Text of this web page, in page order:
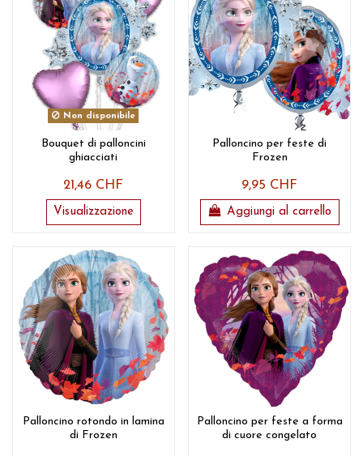
Non disponibile
Bouquet di palloncini
ghiacciati
21,46 CHF
Visualizzazione
Palloncino per feste di
Frozen
9,95 CHF
Aggiungi al carrello
Palloncino rotondo in lamina
di Frozen
Palloncino per feste a forma
di cuore congelato